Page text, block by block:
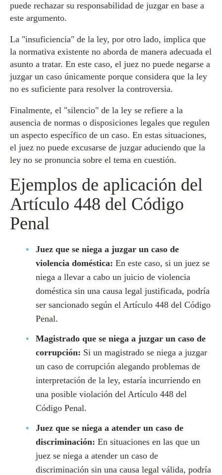
puede rechazar su responsabilidad de juzgar en base a
este argumento.
La "insuficiencia" de la ley, por otro lado, implica que
la normativa existente no aborda de manera adecuada el
asunto a tratar. En este caso, el juez no puede negarse a
juzgar un caso únicamente porque considera que la ley
no es suficiente para resolver la controversia.
Finalmente, el "silencio" de la ley se refiere a la
ausencia de normas o disposiciones legales que regulen
un aspecto específico de un caso. En estas situaciones,
el juez no puede excusarse de juzgar aduciendo que la
ley no se pronuncia sobre el tema en cuestión.
Ejemplos de aplicación del
Artículo 448 del Código
Penal
Juez que se niega a juzgar un caso de
violencia doméstica: En este caso, si un juez se
niega a llevar a cabo un juicio de violencia
doméstica sin una causa legal justificada, podría
ser sancionado según el Artículo 448 del Código
Penal.
Magistrado que se niega a juzgar un caso de
corrupción: Si un magistrado se niega a juzgar
un caso de corrupción alegando problemas de
interpretación de la ley, estaría incurriendo en
una posible violación del Artículo 448 del
Código Penal.
Juez que se niega a atender un caso de
discriminación: En situaciones en las que un
juez se niega a atender un caso de
discriminación sin una causa legal válida, podría